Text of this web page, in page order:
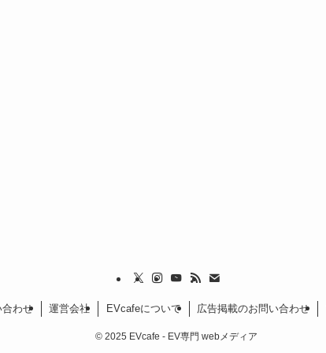
合わせ 運営会社 EVcafeについて 広告掲載のお問い合わせ
© 2025 EVcafe - EV専門 webメディア